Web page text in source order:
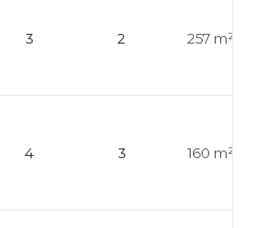
3 2 257 m²
4 3 160 m²